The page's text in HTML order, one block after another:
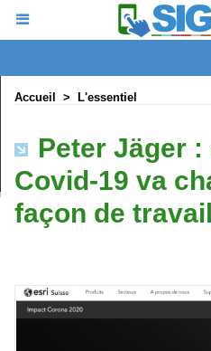
Accueil > L'essentiel
Peter Jäger
Covid-19 va
façon de